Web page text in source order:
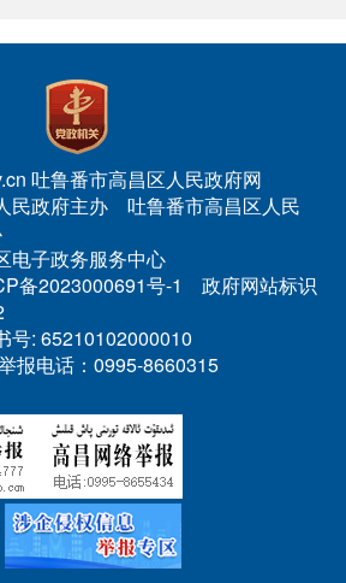
吐鲁番市高昌区人民政府网
民政府主办 吐鲁番市高昌区人民
电子政务服务中心
备2023000691号-1 政府网站标识
号: 65210102000010
报电话：0995-8660315